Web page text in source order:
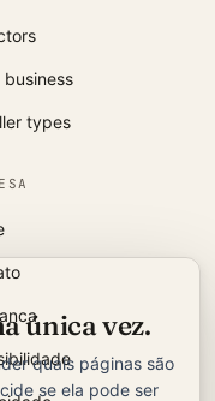
business
types
única vez.
quais páginas são
se ela pode ser